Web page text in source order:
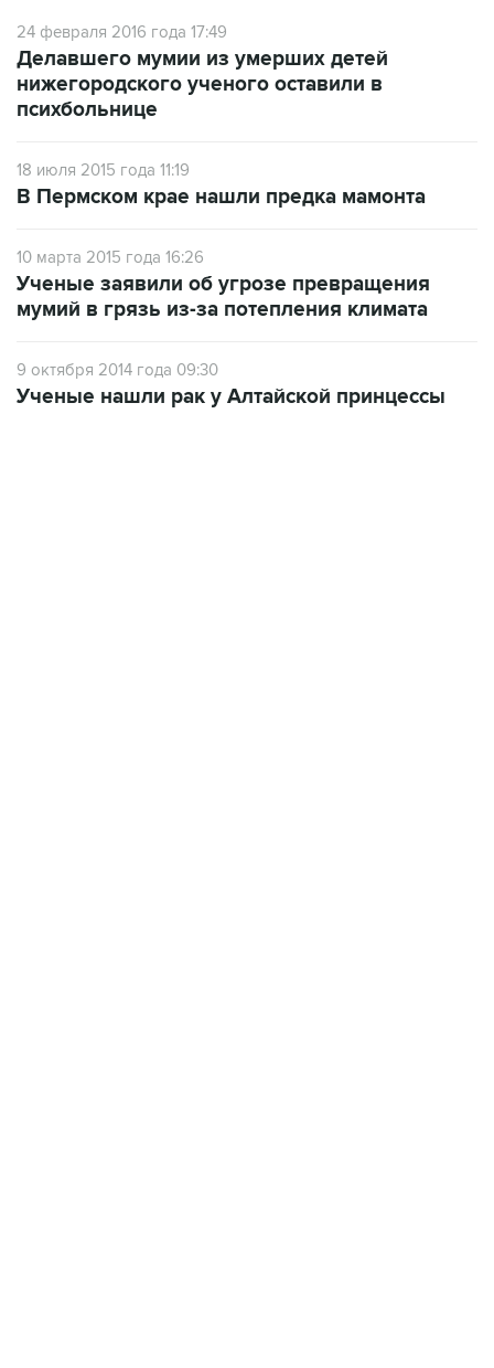
24 февраля 2016 года 17:49
Делавшего мумии из умерших детей
нижегородского ученого оставили в
психбольнице
18 июля 2015 года 11:19
В Пермском крае нашли предка мамонта
10 марта 2015 года 16:26
Ученые заявили об угрозе превращения
мумий в грязь из-за потепления климата
9 октября 2014 года 09:30
Ученые нашли рак у Алтайской принцессы